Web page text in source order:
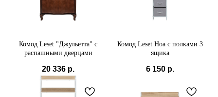
Комод Leset "Джульетта" с
распашными дверцами
20 336 р.
Комод Leset Ноа с полками 3
ящика
6 150 р.
Мы принимаем к